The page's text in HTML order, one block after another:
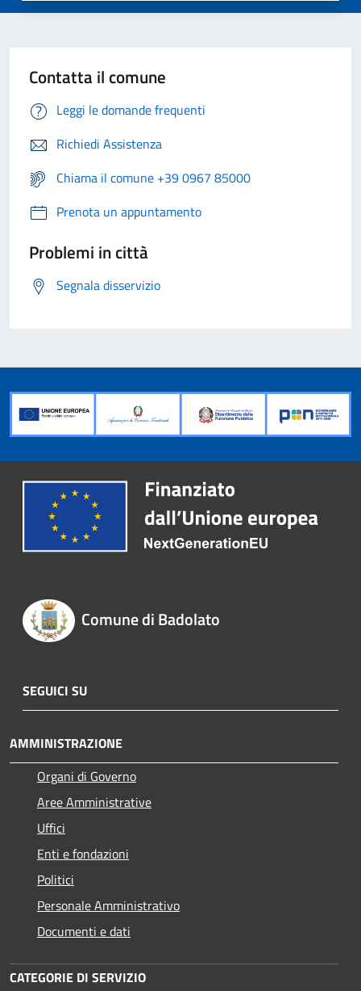
Contatta il comune
Leggi le domande frequenti
Richiedi Assistenza
Chiama il comune +39 0967 85000
Prenota un appuntamento
Problemi in città
Segnala disservizio
Comune di Badolato
SEGUICI SU
AMMINISTRAZIONE
Organi di Governo
Aree Amministrative
Uffici
Enti e fondazioni
Politici
Personale Amministrativo
Documenti e dati
CATEGORIE DI SERVIZIO